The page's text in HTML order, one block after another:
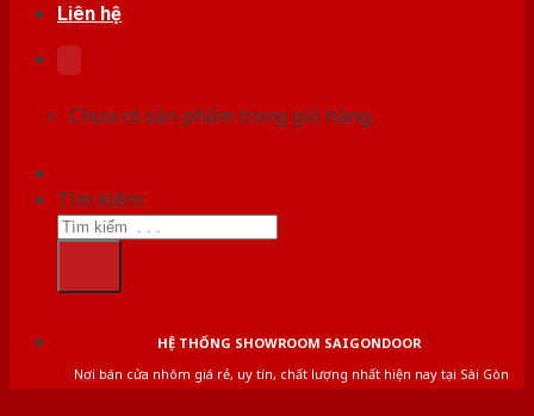
Liên hệ
Chưa có sản phẩm trong giỏ hàng.
Tìm kiếm:
HỆ THỐNG SHOWROOM SAIGONDOOR
Nơi bán cửa nhôm giá rẻ, uy tín, chất lượng nhất hiện nay tại Sài Gòn